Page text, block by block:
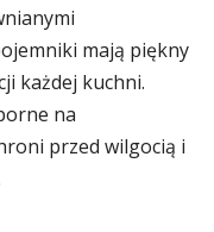
mają piękny
każdej kuchni.
na
przed wilgocią i